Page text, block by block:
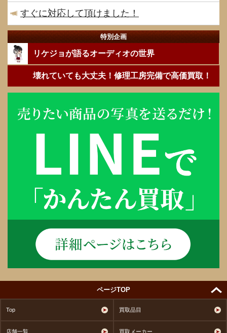
すぐに対応して頂けました！
特別企画
リケジョが語るオーディオの世界
壊れていても大丈夫！修理工房完備で高価買取！
ページTOP
Top 買取品目
店舗一覧 買取メーカー